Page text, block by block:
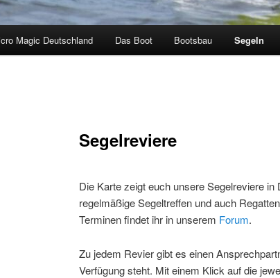
Magic Deutschland Das Boot Bootsbau Segeln
Segelreviere
Die Karte zeigt euch unsere Segelreviere
regelmäßige Segeltreffen und auch
Terminen findet ihr in unserem Forum.
Zu jedem Revier gibt es einen
Verfügung steht. Mit einem Klick auf die